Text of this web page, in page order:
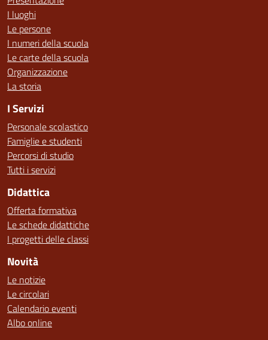
I luoghi
Le persone
I numeri della scuola
Le carte della scuola
Organizzazione
La storia
I Servizi
Personale scolastico
Famiglie e studenti
Percorsi di studio
Tutti i servizi
Didattica
Offerta formativa
Le schede didattiche
I progetti delle classi
Novità
Le notizie
Le circolari
Calendario eventi
Albo online